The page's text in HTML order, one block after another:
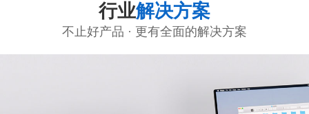
行业解决方案
不止好产品 · 更有全面的解决方案